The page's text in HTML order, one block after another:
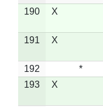
190
X
191 X
192 *
193
X